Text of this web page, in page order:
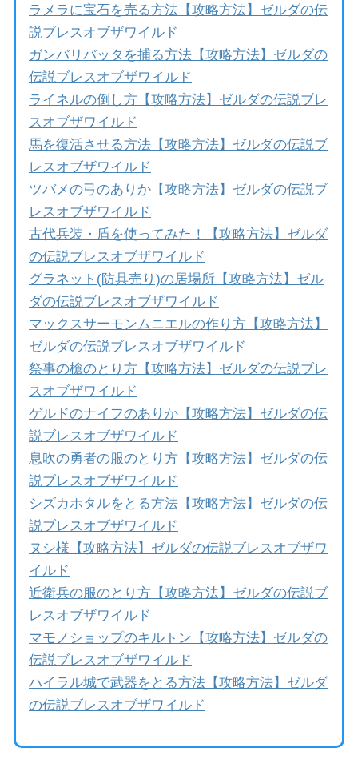
ラメラに宝石を売る方法【攻略方法】ゼルダの伝
説ブレスオブザワイルド
ガンバリバッタを捕る方法【攻略方法】ゼルダの
伝説ブレスオブザワイルド
ライネルの倒し方【攻略方法】ゼルダの伝説ブレ
スオブザワイルド
馬を復活させる方法【攻略方法】ゼルダの伝説ブ
レスオブザワイルド
ツバメの弓のありか【攻略方法】ゼルダの伝説ブ
レスオブザワイルド
古代兵装・盾を使ってみた！【攻略方法】ゼルダ
の伝説ブレスオブザワイルド
グラネット(防具売り)の居場所【攻略方法】ゼル
ダの伝説ブレスオブザワイルド
マックスサーモンムニエルの作り方【攻略方法】
ゼルダの伝説ブレスオブザワイルド
祭事の槍のとり方【攻略方法】ゼルダの伝説ブレ
スオブザワイルド
ゲルドのナイフのありか【攻略方法】ゼルダの伝
説ブレスオブザワイルド
息吹の勇者の服のとり方【攻略方法】ゼルダの伝
説ブレスオブザワイルド
シズカホタルをとる方法【攻略方法】ゼルダの伝
説ブレスオブザワイルド
ヌシ様【攻略方法】ゼルダの伝説ブレスオブザワ
イルド
近衛兵の服のとり方【攻略方法】ゼルダの伝説ブ
レスオブザワイルド
マモノショップのキルトン【攻略方法】ゼルダの
伝説ブレスオブザワイルド
ハイラル城で武器をとる方法【攻略方法】ゼルダ
の伝説ブレスオブザワイルド